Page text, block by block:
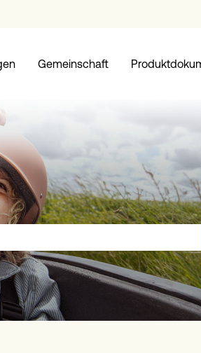
Gemeinschaft